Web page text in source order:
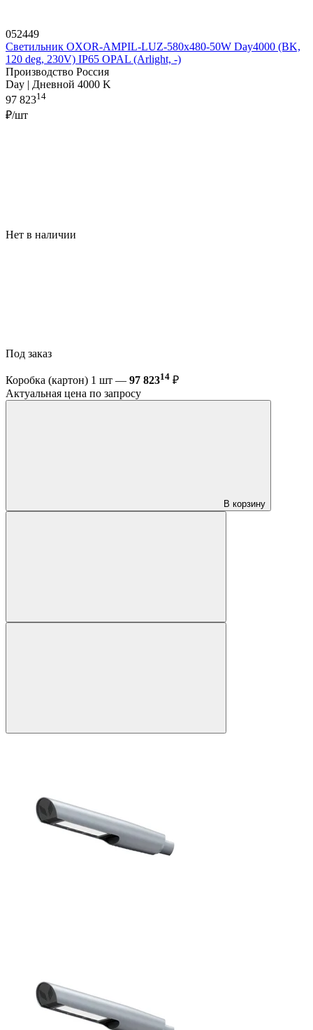
052449
Светильник OXOR-AMPIL-LUZ-580х480-50W Day4000 (BK,
120 deg, 230V) IP65 OPAL (Arlight, -)
Производство Россия
Day | Дневной 4000 K
97 82314
₽/шт
Нет в наличии
Под заказ
Коробка (картон) 1 шт — 97 82314 ₽
Актуальная цена по запросу
В корзину